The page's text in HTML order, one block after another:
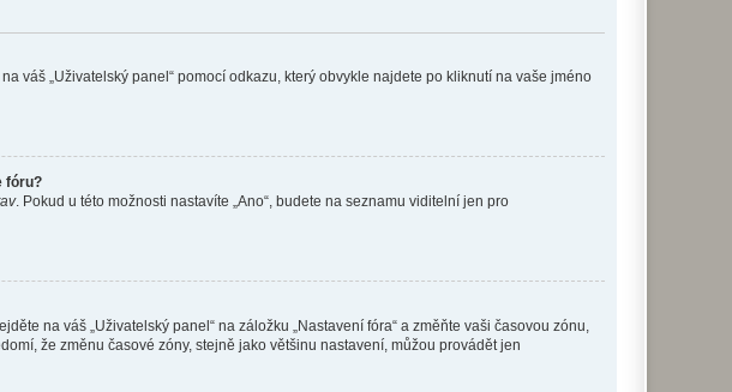
váš „Uživatelský panel“ pomocí odkazu, který obvykle najdete po kliknutí na vaše jméno
fóru?
. Pokud u této možnosti nastavíte „Ano“, budete na seznamu viditelní jen pro
na váš „Uživatelský panel“ na záložku „Nastavení fóra“ a změňte vaši časovou zónu,
že změnu časové zóny, stejně jako většinu nastavení, můžou provádět jen